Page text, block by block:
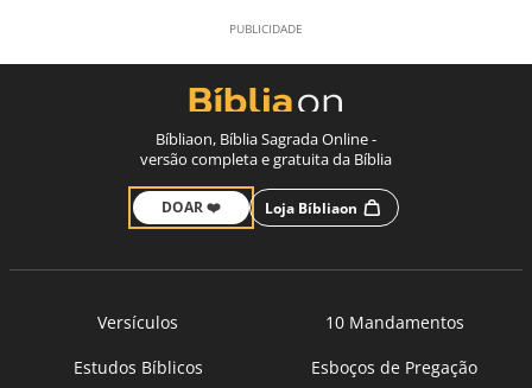
Bíbliaon, Bíblia Sagrada Online -
versão completa e gratuita da Bíblia
DOAR ❤️ Loja Bíbliaon
Versículos
10 Mandamentos
Estudos Bíblicos
Esboços de Pregação